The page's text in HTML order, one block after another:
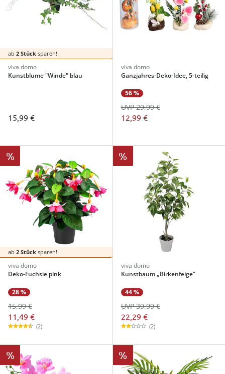
ab 2 Stück sparen!
viva domo
Kunstblume "Winde" blau
15,99 €
viva domo
Ganzjahres-Deko-Idee, 5-teilig
56 %
12,99 €
UVP 29,99 €
%
ab 2 Stück sparen!
viva domo
Deko-Fuchsie pink
28 %
15,99 €
11,49 €
(2)
%
viva domo
Kunstbaum „Birkenfeige“
44 %
22,29 €
UVP 39,99 €
(2)
% %